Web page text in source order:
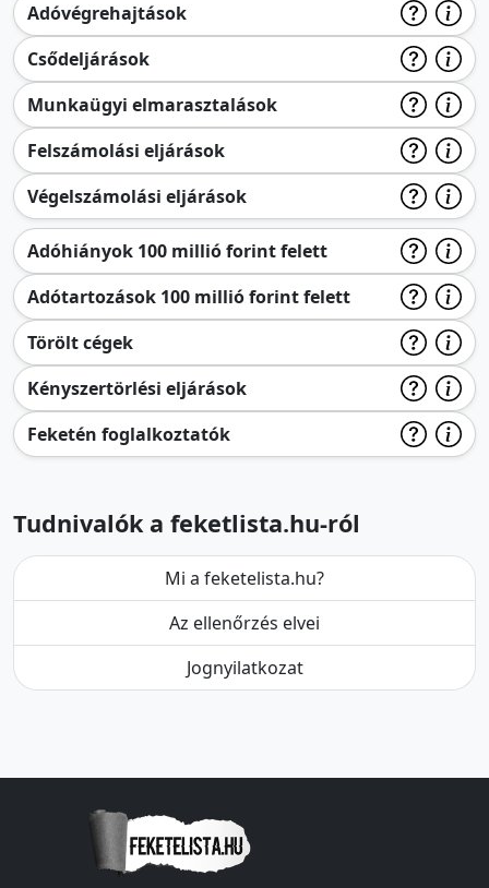
Adóvégrehajtások
Csődeljárások
Munkaügyi elmarasztalások
Felszámolási eljárások
Végelszámolási eljárások
Adóhiányok 100 millió forint felett
Adótartozások 100 millió forint felett
Törölt cégek
Kényszertörlési eljárások
Feketén foglalkoztatók
Tudnivalók a feketlista.hu-ról
Mi a feketelista.hu?
Az ellenőrzés elvei
Jognyilatkozat